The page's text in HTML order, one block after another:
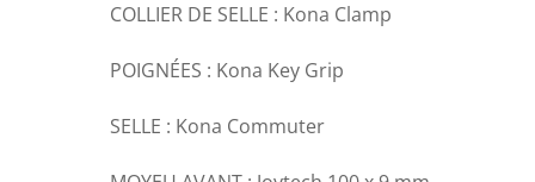
COLLIER DE SELLE : Kona Clamp
POIGNÉES : Kona Key Grip
SELLE : Kona Commuter